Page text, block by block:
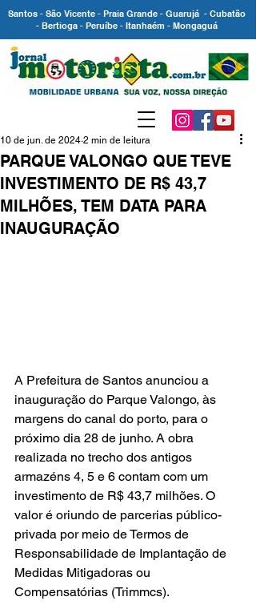
Santos - São Vicente - Praia Grande - Guarujá - Cubatão
- Bertioga - Peruíbe - Itanhaém - Mongaguá
PARQUE VALONGO QUE TEVE
INVESTIMENTO DE R$ 43,7
MILHÕES, TEM DATA PARA
INAUGURAÇÃO
10 de jun. de 2024 2 min de leitura
A Prefeitura de Santos anunciou a
inauguração do Parque Valongo, às
margens do canal do porto, para o
próximo dia 28 de junho. A obra
realizada no trecho dos antigos
armazéns 4, 5 e 6 contam com um
investimento de R$ 43,7 milhões. O
valor é oriundo de parcerias público-
privada por meio de Termos de
Responsabilidade de Implantação de
Medidas Mitigadoras ou
Compensatórias (Trimmcs).